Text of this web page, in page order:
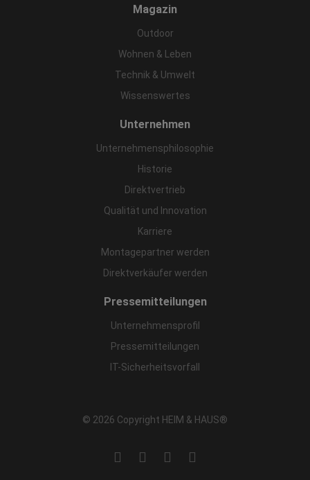
Magazin
Outdoor
Wohnen & Leben
Technik & Umwelt
Wissenswertes
Unternehmen
Unternehmensphilosophie
Historie
Direktvertrieb
Qualität und Innovation
Karriere
Montagepartner werden
Direktverkäufer werden
Pressemitteilungen
Unternehmensprofil
Pressemitteilungen
IT-Sicherheitsvorfall
© 2026 Copyright HEIM & HAUS®